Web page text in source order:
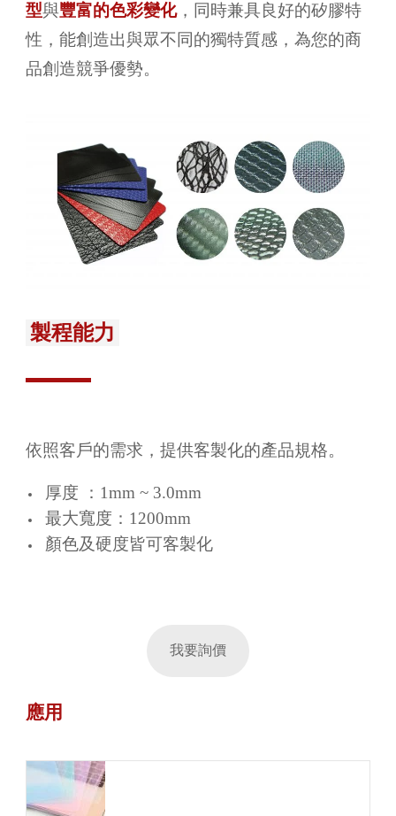
型與豐富的色彩變化，同時兼具良好的矽膠特
性，能創造出與眾不同的獨特質感，為您的商
品創造競爭優勢。
製程能力
依照客戶的需求，提供客製化的產品規格。
厚度 ：1mm ~ 3.0mm
最大寬度：1200mm
顏色及硬度皆可客製化
我要詢價
應用